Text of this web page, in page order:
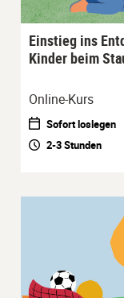
Einstieg ins
Kinder beim
Online-Kurs
Sofort loslegen
2-3 Stunden